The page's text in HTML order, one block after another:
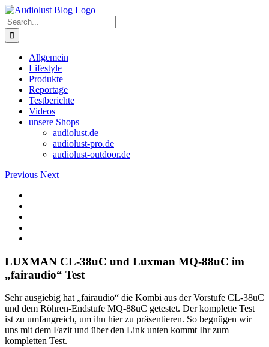
Skip
to
content
Search
for:
Allgemein
Lifestyle
Produkte
Reportage
Testberichte
Videos
unsere Shops
audiolust.de
audiolust-pro.de
audiolust-outdoor.de
Previous Next
LUXMAN CL-38uC und Luxman MQ-88uC im
„fairaudio“ Test
Sehr ausgiebig hat „fairaudio“ die Kombi aus der Vorstufe CL-38uC
und dem Röhren-Endstufe MQ-88uC getestet. Der komplette Test
ist zu umfangreich, um ihn hier zu präsentieren. So begnügen wir
uns mit dem Fazit und über den Link unten kommt Ihr zum
kompletten Test.